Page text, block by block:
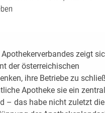
zeigt
der österreichischen
ihre Betriebe zu
Apotheke sie ein
– das habe nicht zuletzt die